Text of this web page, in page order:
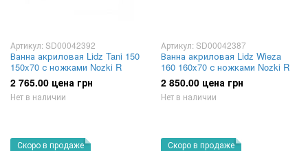
Артикул: SD00042392
Ванна акриловая Lidz Tani 150
150x70 с ножками Nozki R
2 765.00 цена грн
Нет в наличии
Артикул: SD00042387
Ванна акриловая Lidz Wieza
160 160x70 с ножками Nozki R
2 850.00 цена грн
Нет в наличии
Скоро в продаже Скоро в продаже